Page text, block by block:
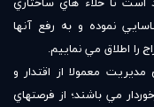
نموده و به رفع آنها
را اطلاق مي نماييم.
معمولا از اقتدار و
مي باشند؛ از فرصتهاي